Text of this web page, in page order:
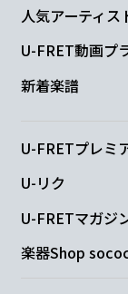
人気アーティス
U-FRET動画プ
新着楽譜
U-FRETプレミ
U-リク
U-FRETマガジ
楽器Shop